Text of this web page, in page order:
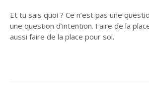
Et tu sais quoi ? Ce n’est pas une
une question d’intention. Faire de la
aussi faire de la place pour soi.